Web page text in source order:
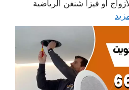
أو فيزا شنغن الرياضية